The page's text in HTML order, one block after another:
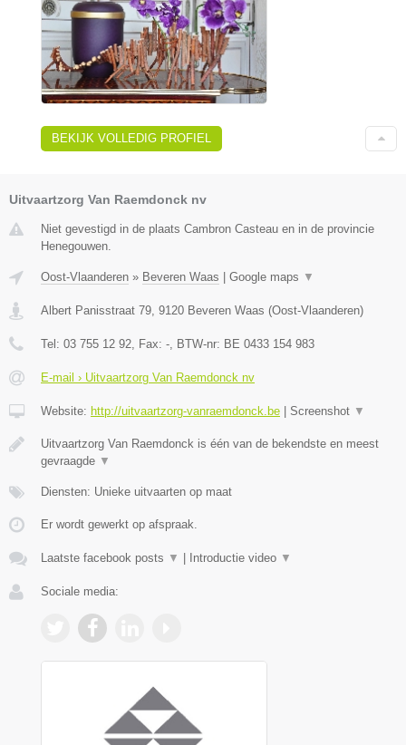
BEKIJK VOLLEDIG PROFIEL
Uitvaartzorg Van Raemdonck nv
Niet gevestigd in de plaats Cambron Casteau en in de provincie
Henegouwen.
Oost-Vlaanderen » Beveren Waas Google maps ▼
Albert Panisstraat 79 9120 Beveren Waas (Oost-Vlaanderen)
Tel: 03 755 12 92 , Fax: - , BTW-nr: BE 0433 154 983
E-mail › Uitvaartzorg Van Raemdonck nv
Website: http://uitvaartzorg-vanraemdonck.be Screenshot ▼
Uitvaartzorg Van Raemdonck is één van de bekendste en meest
gevraagde ▼
Diensten: Unieke uitvaarten op maat
Er wordt gewerkt op afspraak.
Laatste facebook posts ▼ Introductie video ▼
Sociale media: